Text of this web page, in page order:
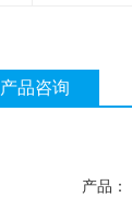
产品咨询
产品：